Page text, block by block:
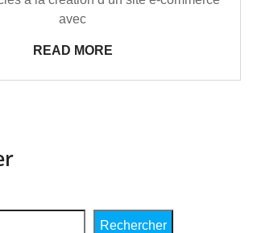
avec
READ MORE
Rechercher